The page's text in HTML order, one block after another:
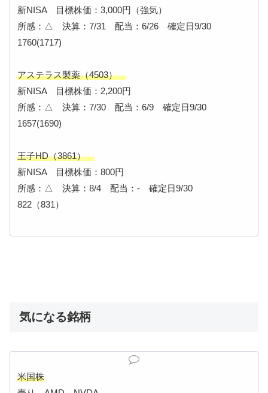
新NISA 目標株価：3,000円（強気）
所感：△ 決算：7/31 配当：6/26 確定日9/30
1760(1717)
アステラス製薬（4503）
新NISA 目標株価：2,200円
所感：△ 決算：7/30 配当：6/9 確定日9/30
1657(1690)
王子HD（3861）
新NISA 目標株価：800円
所感：△ 決算：8/4 配当：- 確定日9/30
822（831）
気になる銘柄
米国株